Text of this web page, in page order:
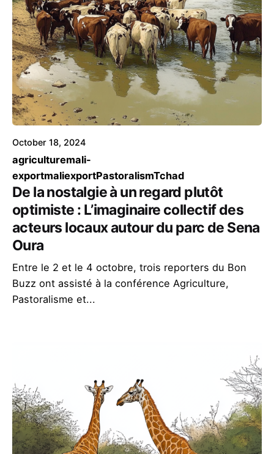
October 18, 2024
agriculturemali-
exportmaliexportPastoralismTchad
De la nostalgie à un regard plutôt
optimiste : L’imaginaire collectif des
acteurs locaux autour du parc de Sena
Oura
Entre le 2 et le 4 octobre, trois reporters du Bon
Buzz ont assisté à la conférence Agriculture,
Pastoralisme et...